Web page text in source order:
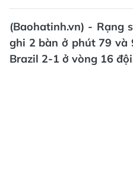
(Baohatinh.vn) - Rạng
ghi 2 bàn ở phút 79 và
Brazil 2-1 ở vòng 16